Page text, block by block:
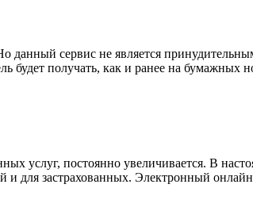
данный сервис не является
будет получать, как и ранее на бумажных
услуг, постоянно увеличивается. В
для застрахованных. Электронный